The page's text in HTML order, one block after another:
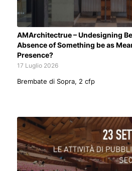
AMArchitectrue – Undesigning
Absence of Something be as
Presence?
17 Luglio 2026
Brembate di Sopra, 2 cfp